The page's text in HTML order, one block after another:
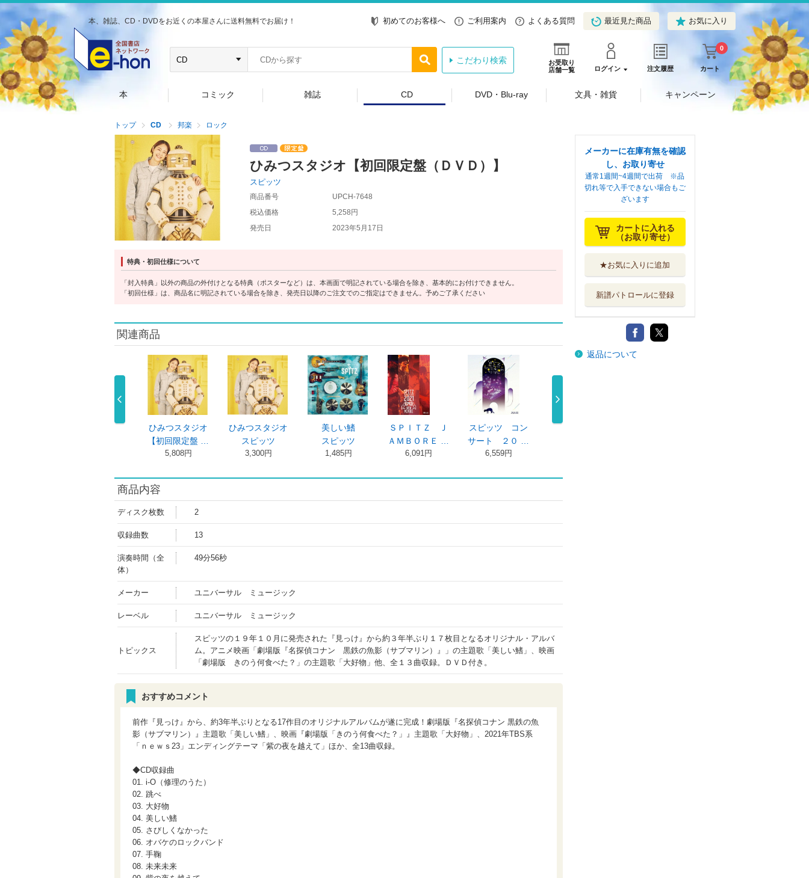
本、雑誌、CD・DVDをお近くの本屋さんに送料無料でお届け！ 初めてのお客様へ ご利用案内 よくある質問 最近見た商品 お気に入り
お受取り
店舗一覧
ログイン 注文履歴 カート
0
こだわり検索
本 コミック 雑誌 CD DVD・Blu-ray 文具・雑貨 キャンペーン
トップ CD 邦楽 ロック
ひみつスタジオ【初回限定盤（ＤＶＤ）】
スピッツ
商品番号
UPCH-7648
税込価格
5,258円
発売日
2023年5月17日
特典・初回仕様について
「封入特典」以外の商品の外付けとなる特典（ポスターなど）は、本画面で明記されている場合を除き、基本的にお付けできません。
「初回仕様」は、商品名に明記されている場合を除き、発売日以降のご注文でのご指定はできません。予めご了承ください
関連商品
ＳＰＩＴＺ Ｊ
スピッツ コン
サート ２０ …
6,559円
ＳＰＩＴＺ Ｊ
ＡＭＢＯＲＥ …
7,109円
スピッツ コン
サート ２０ …
5,540円
花鳥風月＋
スピッツ
3,300円
見っけ
スピッツ
3,300円
優しいあの子
商品内容
ディスク枚数 2
収録曲数 13
演奏時間（全
体）
49分56秒
メーカー ユニバーサル ミュージック
レーベル ユニバーサル ミュージック
トピックス
スピッツの１９年１０月に発売された『見っけ』から約３年半ぶり１７枚目となるオリジナル・アルバ
ム。アニメ映画「劇場版『名探偵コナン 黒鉄の魚影（サブマリン）』」の主題歌「美しい鰭」、映画
「劇場版 きのう何食べた？」の主題歌「大好物」他、全１３曲収録。ＤＶＤ付き。
おすすめコメント
前作『見っけ』から、約3年半ぶりとなる17作目のオリジナルアルバムが遂に完成！劇場版『名探偵コナン 黒鉄の魚
影（サブマリン）』主題歌「美しい鰭」、映画『劇場版「きのう何食べた？」』主題歌「大好物」、2021年TBS系
「ｎｅｗｓ23」エンディングテーマ「紫の夜を越えて」ほか、全13曲収録。
◆CD収録曲
01. i-O（修理のうた）
02. 跳べ
03. 大好物
04. 美しい鰭
05. さびしくなかった
06. オバケのロックバンド
07. 手鞠
08. 未来未来
メーカーに在庫有無を確認
し、お取り寄せ
通常1週間~4週間で出荷 ※品
切れ等で入手できない場合もご
ざいます
カートに入れる
（お取り寄せ）
★お気に入りに追加
新譜パトロールに登録
返品について